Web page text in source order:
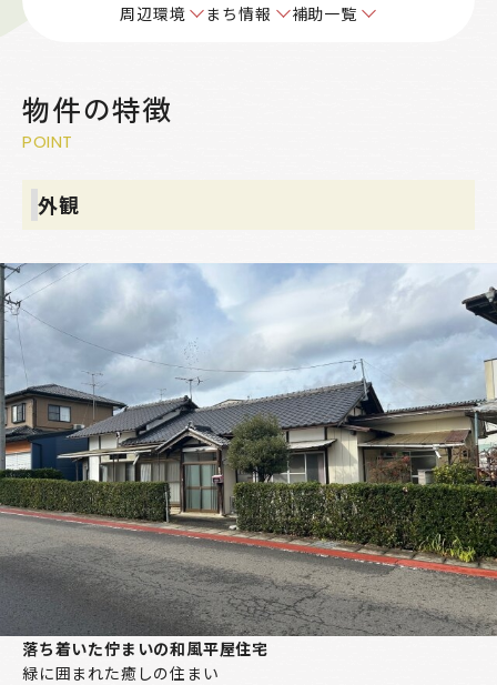
周辺環境
まち情報 補助一覧
物件の特徴
POINT
外観
落ち着いた佇まいの和風平屋住宅
緑に囲まれた癒しの住まい